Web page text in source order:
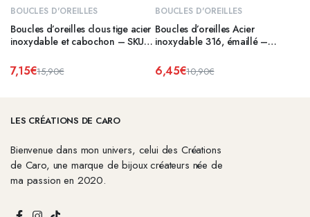
BOUCLES D'OREILLES
Boucles d’oreilles clous tige acier
inoxydable et cabochon – SKULL
15,90€
était :
15,90€.
7,15€
est :
7,15€.
BOUCLES D'OREILLES
Boucles d’oreilles Acier
inoxydable 316, émaillé –
10,90€
6,45€
LES CRÉATIONS DE CARO
Bienvenue dans mon univers, celui des Créations
de Caro, une marque de bijoux créateurs née de
ma passion en 2020.